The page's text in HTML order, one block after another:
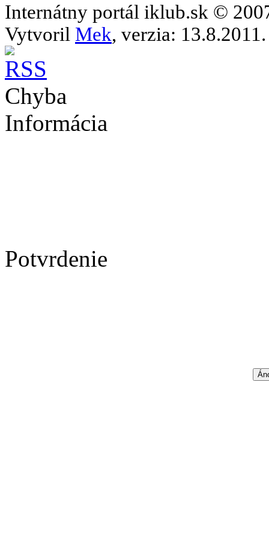
Internátny portál iklub.sk ©
Vytvoril Mek, verzia: 13.8.2011.
Chyba
Informácia
Potvrdenie